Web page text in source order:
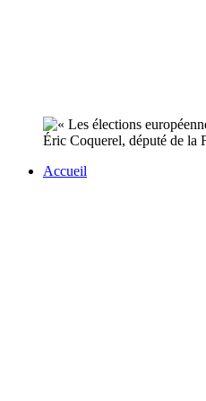
Éric Coquerel, député de la
Accueil